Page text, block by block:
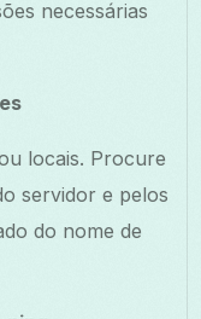
necessárias
locais. Procure
servidor e pelos
do nome de